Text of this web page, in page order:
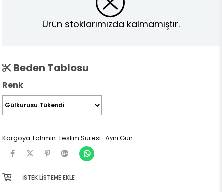
Ürün stoklarımızda kalmamıştır.
Beden Tablosu
Renk
Kargoya Tahmini Teslim Süresi : Aynı Gün
İSTEK LISTEME EKLE